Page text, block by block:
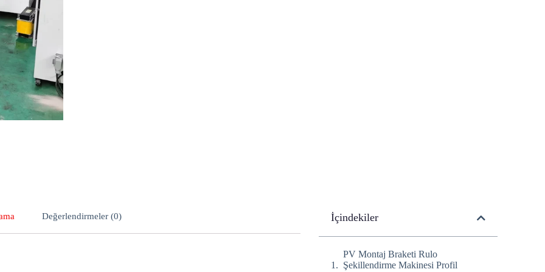
Değerlendirmeler (0) İçindekiler
PV Montaj Braketi Rulo
Şekillendirme Makinesi Profil